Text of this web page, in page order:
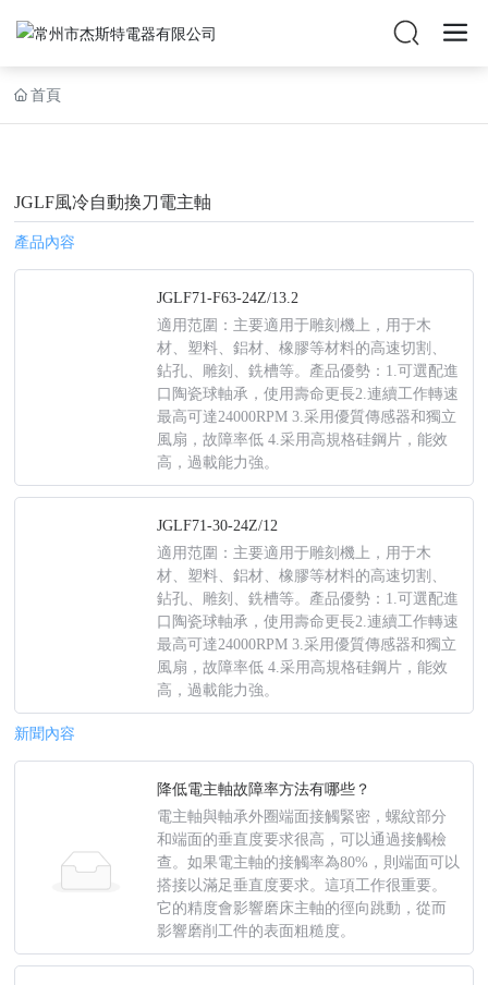
首頁
JGLF風冷自動換刀電主軸
產品內容
JGLF71-F63-24Z/13.2
適用范圍：主要適用于雕刻機上，用于木
材、塑料、鋁材、橡膠等材料的高速切割、
鉆孔、雕刻、銑槽等。產品優勢：1.可選配進
口陶瓷球軸承，使用壽命更長2.連續工作轉速
最高可達24000RPM 3.采用優質傳感器和獨立
風扇，故障率低 4.采用高規格硅鋼片，能效
高，過載能力強。
JGLF71-30-24Z/12
適用范圍：主要適用于雕刻機上，用于木
材、塑料、鋁材、橡膠等材料的高速切割、
鉆孔、雕刻、銑槽等。產品優勢：1.可選配進
口陶瓷球軸承，使用壽命更長2.連續工作轉速
最高可達24000RPM 3.采用優質傳感器和獨立
風扇，故障率低 4.采用高規格硅鋼片，能效
高，過載能力強。
新聞內容
降低電主軸故障率方法有哪些？
電主軸與軸承外圈端面接觸緊密，螺紋部分
和端面的垂直度要求很高，可以通過接觸檢
查。如果電主軸的接觸率為80%，則端面可以
搭接以滿足垂直度要求。這項工作很重要。
它的精度會影響磨床主軸的徑向跳動，從而
影響磨削工件的表面粗糙度。